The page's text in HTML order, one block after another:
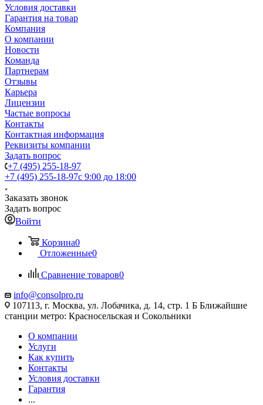
Условия доставки
Гарантия на товар
Компания
О компании
Новости
Команда
Партнерам
Отзывы
Карьера
Лицензии
Частые вопросы
Контакты
Контактная информация
Реквизиты компании
Задать вопрос
+7 (495) 255-18-97
+7 (495) 255-18-97с 9:00 до 18:00
Заказать звонок
Задать вопрос
Войти
Корзина0
Отложенные0
Сравнение товаров0
info@consolpro.ru
107113, г. Москва, ул. Лобачика, д. 14, стр. 1 Б Ближайшие
станции метро: Красносельская и Сокольники
О компании
Услуги
Как купить
Контакты
Условия доставки
Гарантия
...